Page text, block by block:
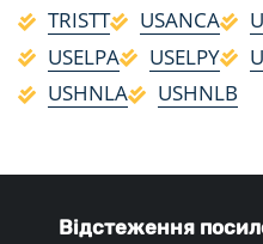
TRISTT
USANCA
USELPA
USELPY
USHNLA
USHNLB
Відстеження